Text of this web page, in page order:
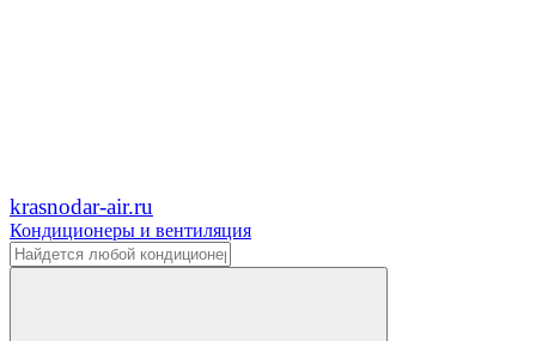
krasnodar-air.ru
Кондиционеры и вентиляция